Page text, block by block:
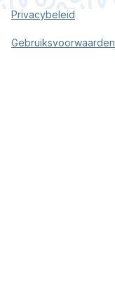
Privacybeleid
Gebruiksvoorwaarden